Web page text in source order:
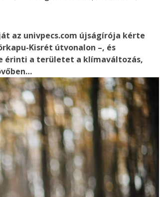
az univpecs.com újságírója kérte
Kisrét útvonalon –, és
érinti a területet a klímaváltozás,